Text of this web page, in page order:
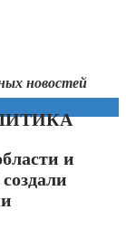
новостей
и